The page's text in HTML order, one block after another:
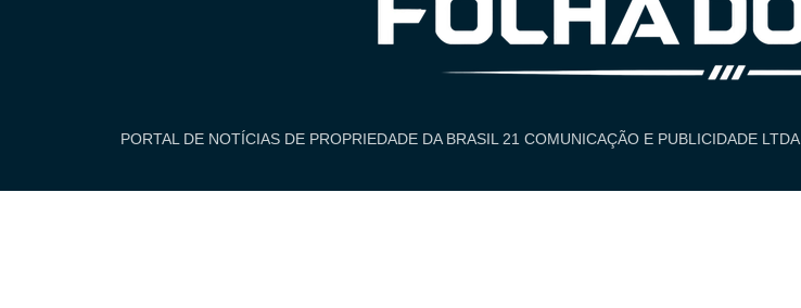
PORTAL DE NOTÍCIAS DE PROPRIEDADE DA BRASIL 21 COMUNICAÇÃO E PUBLICIDADE LTDA